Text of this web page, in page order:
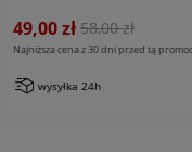
49,00 zł 58,00 zł
Najniższa cena z 30 dni przed tą
wysyłka 24h